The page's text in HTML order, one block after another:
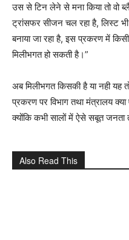
उस से टिन लेने से मना किया तो वो
ट्रांसफर सीजन चल रहा है, लिस्ट भी
बनाया जा रहा है, इस प्रकरण में
मिलीभगत हो सकती है।”
अब मिलीभगत किसकी है या नही
प्रकरण पर विभाग तथा मंत्रालय
क्योंकि कभी सालों में ऐसे सबूत
Also Read This